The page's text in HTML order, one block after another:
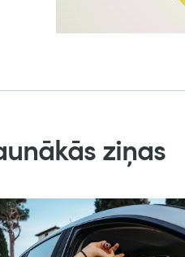
ziņas